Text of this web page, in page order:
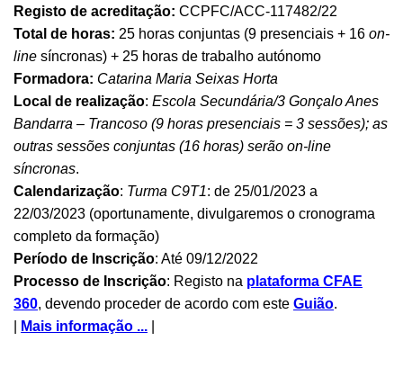
Registo de acreditação: CCPFC/ACC-117482/22
Total de horas: 25 horas conjuntas (9 presenciais + 16 on-
line síncronas) + 25 horas de trabalho autónomo
Formadora: Catarina Maria Seixas Horta
Local de realização: Escola Secundária/3 Gonçalo Anes
Bandarra – Trancoso (9 horas presenciais = 3 sessões); as
outras sessões conjuntas (16 horas) serão on-line
síncronas.
Calendarização: Turma C9T1: de 25/01/2023 a
22/03/2023 (oportunamente, divulgaremos o cronograma
completo da formação)
Período de Inscrição: Até 09/12/2022
Processo de Inscrição: Registo na plataforma CFAE
360, devendo proceder de acordo com este Guião.
Mais informação ...